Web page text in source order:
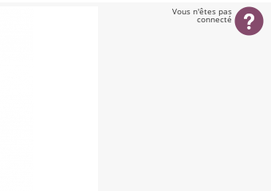
Vous n'êtes pas
connecté